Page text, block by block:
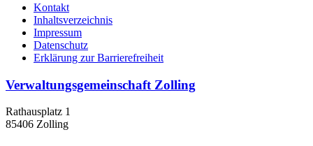
Kontakt
Inhaltsverzeichnis
Impressum
Datenschutz
Erklärung zur Barrierefreiheit
Verwaltungsgemeinschaft Zolling
Rathausplatz 1
85406 Zolling